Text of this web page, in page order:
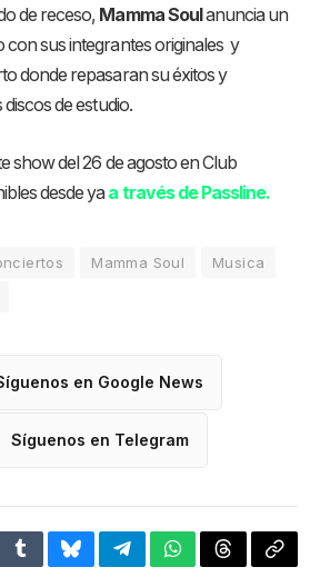
de receso, Mamma Soulanuncia un
sus integrantes originales y
donde repasaran su éxitos y
de estudio.
show del 26 de agosto en Club
desde ya a través de Passline.
Mamma Soul
Musica
en Google News
Síguenos en Telegram
TumblrBlueskyTelegramWhatsApp
Threads